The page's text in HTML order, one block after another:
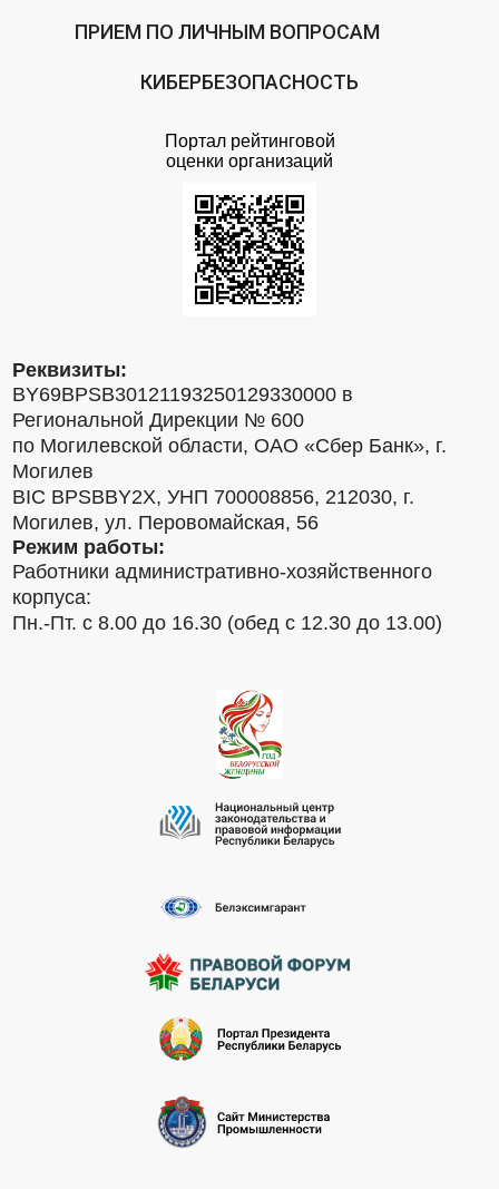
ПРИЕМ ПО ЛИЧНЫМ ВОПРОСАМ
КИБЕРБЕЗОПАСНОСТЬ
Портал рейтинговой
оценки организаций
Реквизиты:
BY69BPSB30121193250129330000 в
Региональной Дирекции № 600
по Могилевской области, ОАО «Сбер Банк», г.
Могилев
BIC BPSBBY2X, УНП 700008856, 212030, г.
Могилев, ул. Перовомайская, 56
Режим работы:
Работники административно-хозяйственного
корпуса:
Пн.-Пт. с 8.00 до 16.30 (обед с 12.30 до 13.00)